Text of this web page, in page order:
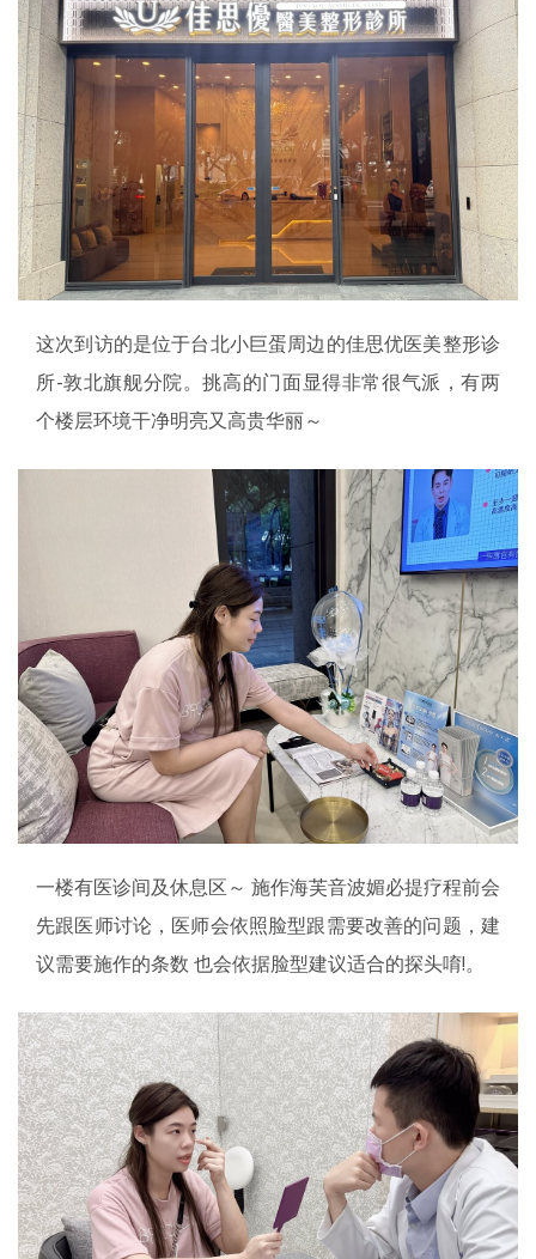
这次到访的是位于台北小巨蛋周边的佳思优医美整形诊
所-敦北旗舰分院。挑高的门面显得非常很气派，有两
个楼层环境干净明亮又高贵华丽～
一楼有医诊间及休息区～ 施作海芙音波媚必提疗程前会
先跟医师讨论，医师会依照脸型跟需要改善的问题，建
议需要施作的条数 也会依据脸型建议适合的探头唷!。